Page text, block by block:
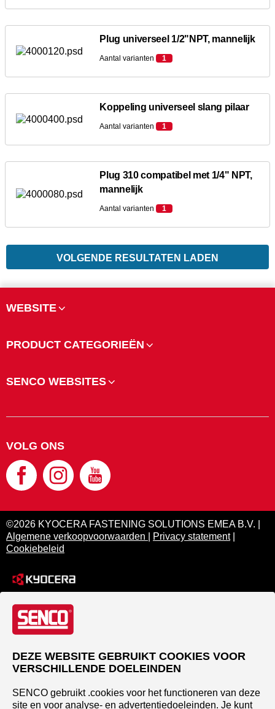
Plug universeel 1/2"NPT, mannelijk
Aantal varianten 1
Koppeling universeel slang pilaar
Aantal varianten 1
Plug 310 compatibel met 1/4" NPT,
mannelijk
Aantal varianten 1
VOLGENDE RESULTATEN LADEN
WEBSITE
PRODUCT CATEGORIEËN
SENCO WEBSITES
VOLG ONS
©2026 KYOCERA FASTENING SOLUTIONS EMEA B.V. |
Algemene verkoopvoorwaarden
Privacy statement|
Cookiebeleid
DEZE WEBSITE GEBRUIKT COOKIES VOOR
VERSCHILLENDE DOELEINDEN
SENCO gebruikt .cookies voor het functioneren van deze
site en voor analyse- en advertentiedoeleinden. Je kunt